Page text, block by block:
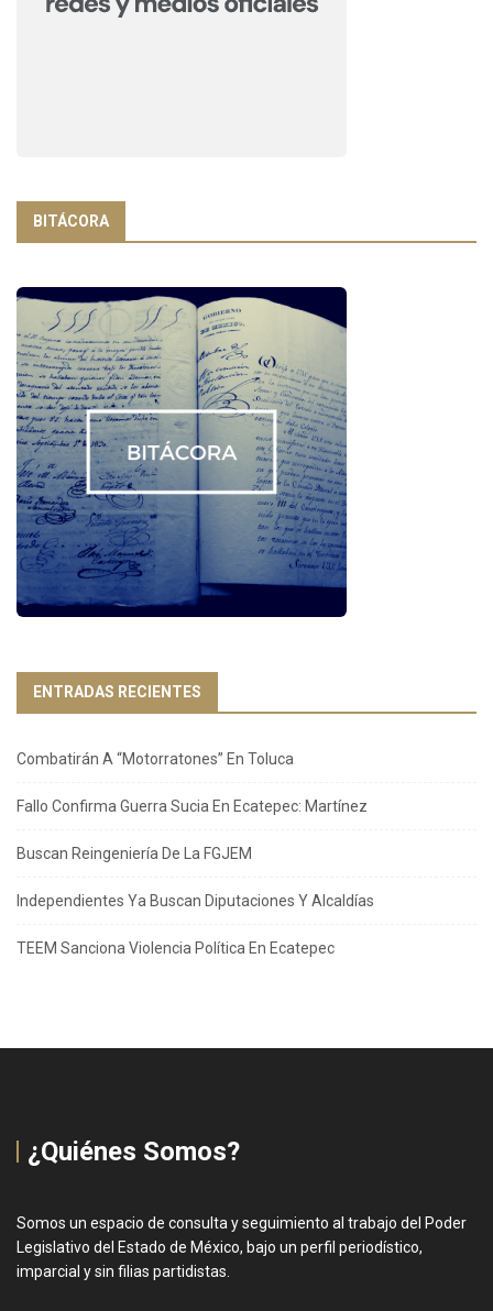
BITÁCORA
ENTRADAS RECIENTES
Combatirán A “Motorratones” En Toluca
Fallo Confirma Guerra Sucia En Ecatepec: Martínez
Buscan Reingeniería De La FGJEM
Independientes Ya Buscan Diputaciones Y Alcaldías
TEEM Sanciona Violencia Política En Ecatepec
¿Quiénes Somos?
Somos un espacio de consulta y seguimiento al trabajo del Poder
Legislativo del Estado de México, bajo un perfil periodístico,
imparcial y sin filias partidistas.